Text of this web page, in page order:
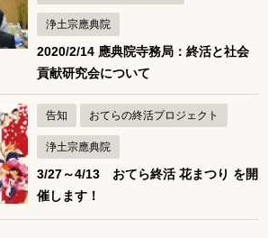
浄土宗應典院
2020/2/14 應典院寺務局：終活と社会
貢献研究会について
告知 おてらの終活プロジェクト
浄土宗應典院
3/27～4/13 おてら終活 花まつり を開
催します！